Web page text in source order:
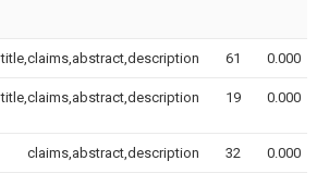
title,claims,abstract,description 61 0.000
title,claims,abstract,description 19 0.000
claims,abstract,description 32 0.000